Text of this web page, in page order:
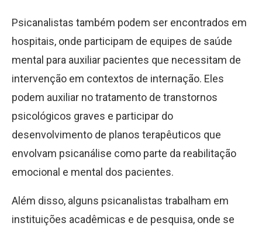
Psicanalistas também podem ser encontrados em
hospitais, onde participam de equipes de saúde
mental para auxiliar pacientes que necessitam de
intervenção em contextos de internação. Eles
podem auxiliar no tratamento de transtornos
psicológicos graves e participar do
desenvolvimento de planos terapêuticos que
envolvam psicanálise como parte da reabilitação
emocional e mental dos pacientes.
Além disso, alguns psicanalistas trabalham em
instituições acadêmicas e de pesquisa, onde se